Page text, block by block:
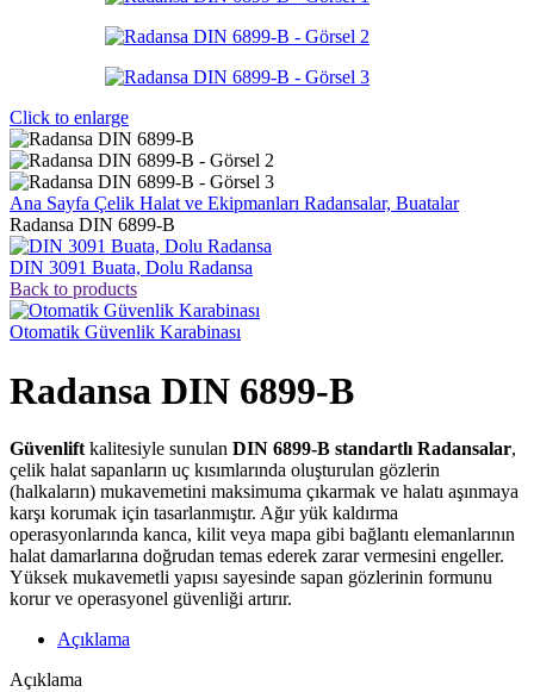
Click to enlarge
Ana Sayfa Çelik Halat ve Ekipmanları Radansalar, Buatalar
Radansa DIN 6899-B
DIN 3091 Buata, Dolu Radansa
Back to products
Otomatik Güvenlik Karabinası
Radansa DIN 6899-B
Güvenlift kalitesiyle sunulan DIN 6899-B standartlı Radansalar,
çelik halat sapanların uç kısımlarında oluşturulan gözlerin
(halkaların) mukavemetini maksimuma çıkarmak ve halatı aşınmaya
karşı korumak için tasarlanmıştır. Ağır yük kaldırma
operasyonlarında kanca, kilit veya mapa gibi bağlantı elemanlarının
halat damarlarına doğrudan temas ederek zarar vermesini engeller.
Yüksek mukavemetli yapısı sayesinde sapan gözlerinin formunu
korur ve operasyonel güvenliği artırır.
Açıklama
Açıklama